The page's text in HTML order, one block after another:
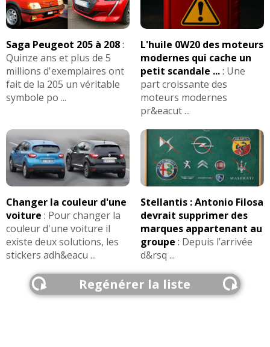
Saga Peugeot 205 à 208:
Quinze ans et plus de 5
millions d'exemplaires ont
fait de la 205 un véritable
symbole po ...
L'huile 0W20 des moteurs
modernes qui cache un
petit scandale ...: Une
part croissante des
moteurs modernes
pr&eacut ...
Changer la couleur d'une
voiture : Pour changer la
couleur d'une voiture il
existe deux solutions, les
stickers adh&eacu ...
Stellantis : Antonio Filosa
devrait supprimer des
marques appartenant au
groupe : Depuis l’arrivée
d&rsq ...
Regénérer la liste